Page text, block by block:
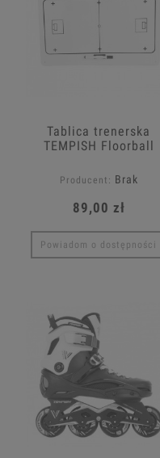
Tablica trenerska
TEMPISH Floorball
Producent: Brak
89,00 zł
Powiadom o dostępności